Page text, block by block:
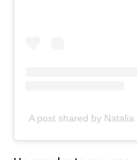
A post shared by